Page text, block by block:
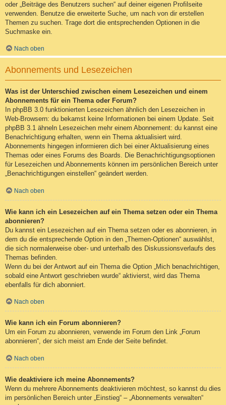
oder „Beiträge des Benutzers suchen“ auf deiner eigenen Profilseite
verwenden. Benutze die erweiterte Suche, um nach von dir erstellen
Themen zu suchen. Trage dort die entsprechenden Optionen in die
Suchmaske ein.
Nach oben
Abonnements und Lesezeichen
Was ist der Unterschied zwischen einem Lesezeichen und einem
Abonnements für ein Thema oder Forum?
In phpBB 3.0 funktionierten Lesezeichen ähnlich den Lesezeichen in
Web-Browsern: du bekamst keine Informationen bei einem Update. Seit
phpBB 3.1 ähneln Lesezeichen mehr einem Abonnement: du kannst eine
Benachrichtigung erhalten, wenn ein Thema aktualisiert wird.
Abonnements hingegen informieren dich bei einer Aktualisierung eines
Themas oder eines Forums des Boards. Die Benachrichtigungsoptionen
für Lesezeichen und Abonnements können im persönlichen Bereich unter
„Benachrichtigungen einstellen“ geändert werden.
Nach oben
Wie kann ich ein Lesezeichen auf ein Thema setzen oder ein Thema
abonnieren?
Du kannst ein Lesezeichen auf ein Thema setzen oder es abonnieren, in
dem du die entsprechende Option in den „Themen-Optionen“ auswählst,
die sich normalerweise ober- und unterhalb des Diskussionsverlaufs des
Themas befinden.
Wenn du bei der Antwort auf ein Thema die Option „Mich benachrichtigen,
sobald eine Antwort geschrieben wurde“ aktivierst, wird das Thema
ebenfalls für dich abonniert.
Nach oben
Wie kann ich ein Forum abonnieren?
Um ein Forum zu abonnieren, verwende im Forum den Link „Forum
abonnieren“, der sich meist am Ende der Seite befindet.
Nach oben
Wie deaktiviere ich meine Abonnements?
Wenn du mehrere Abonnements deaktivieren möchtest, so kannst du dies
im persönlichen Bereich unter „Einstieg“ – „Abonnements verwalten“